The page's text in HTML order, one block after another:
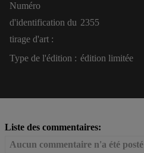
Numéro
d'identification du
tirage d'art :
2355
Type de l'édition : édition limitée
Liste des commentaires:
Aucun commentaire n'a été posté